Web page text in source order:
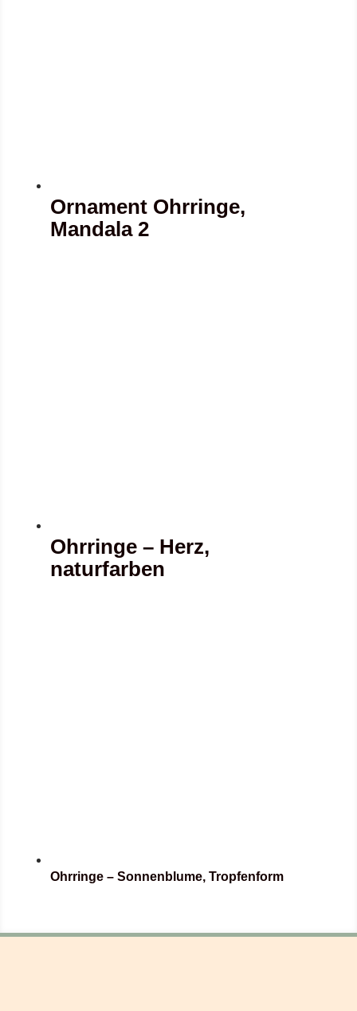
Ornament Ohrringe,
Mandala 2
Ohrringe – Herz,
naturfarben
Ohrringe – Sonnenblume, Tropfenform